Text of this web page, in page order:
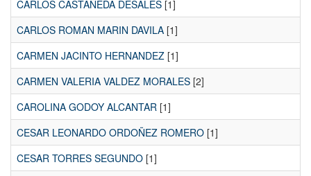
CARLOS CASTAÑEDA DESALES [1]
CARLOS ROMAN MARIN DAVILA [1]
CARMEN JACINTO HERNANDEZ [1]
CARMEN VALERIA VALDEZ MORALES [2]
CAROLINA GODOY ALCANTAR [1]
CESAR LEONARDO ORDOÑEZ ROMERO [1]
CESAR TORRES SEGUNDO [1]